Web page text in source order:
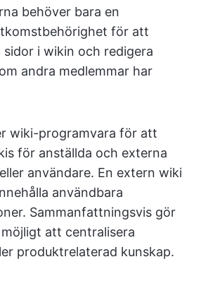
behöver bara en
för att
sidor i wikin och redigera
andra medlemmar har
wiki-programvara för att
för anställda och externa
användare. En extern wiki
användbara
Sammanfattningsvis gör
att centralisera
produktrelaterad kunskap.